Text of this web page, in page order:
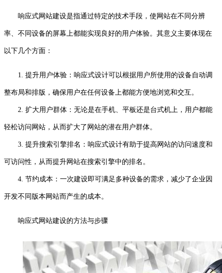
响应式网站建设是指通过特定的技术手段，使网站在不同分辨
率、不同设备的屏幕上都能实现良好的用户体验。其意义主要体现在
以下几个方面：
1. 提升用户体验：响应式设计可以根据用户所使用的设备自动调
整布局和排版，确保用户在任何设备上都能方便地浏览和交互。
2. 扩大用户群体：无论是在手机、平板还是台式机上，用户都能
轻松访问网站，从而扩大了网站的潜在用户群体。
3. 提升搜索引擎排名：响应式设计有助于提高网站的访问速度和
可访问性，从而提升网站在搜索引擎中的排名。
4. 节约成本：一次建设即可满足多种设备的需求，减少了企业因
开发不同版本网站而产生的成本。
响应式网站建设的方法与步骤